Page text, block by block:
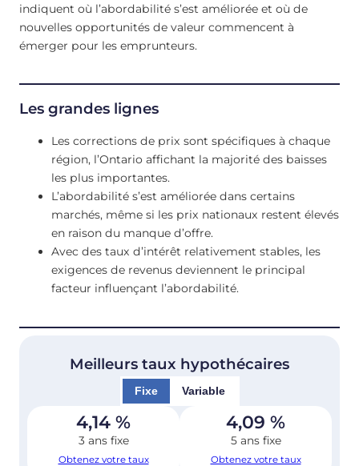
indiquent où l’abordabilité s’est améliorée et où de
nouvelles opportunités de valeur commencent à
émerger pour les emprunteurs.
Les grandes lignes
Les corrections de prix sont spécifiques à chaque
région, l’Ontario affichant la majorité des baisses
les plus importantes.
L’abordabilité s’est améliorée dans certains
marchés, même si les prix nationaux restent élevés
en raison du manque d’offre.
Avec des taux d’intérêt relativement stables, les
exigences de revenus deviennent le principal
facteur influençant l’abordabilité.
Meilleurs taux hypothécaires
Fixe Variable
4,14 %
3 ans fixe
Obtenez votre taux
4,09 %
5 ans fixe
Obtenez votre taux